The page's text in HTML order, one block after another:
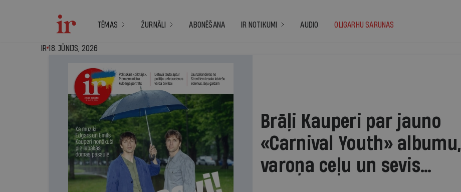
TĒMAS ŽURNĀLI ABONĒŠANA IR NOTIKUMI AUDIO OLIGARHU SARUNAS
IR - 18. jūnijs, 2026
IR 18. JŪNIJS, 2026
Brāļi Kauperi par jauno
«Carnival Youth» albumu,
varoņa ceļu un sevis